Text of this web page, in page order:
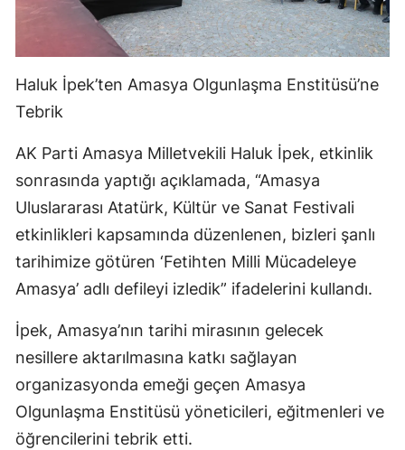
Haluk İpek’ten Amasya Olgunlaşma Enstitüsü’ne
Tebrik
AK Parti Amasya Milletvekili Haluk İpek, etkinlik
sonrasında yaptığı açıklamada, “Amasya
Uluslararası Atatürk, Kültür ve Sanat Festivali
etkinlikleri kapsamında düzenlenen, bizleri şanlı
tarihimize götüren ‘Fetihten Milli Mücadeleye
Amasya’ adlı defileyi izledik” ifadelerini kullandı.
İpek, Amasya’nın tarihi mirasının gelecek
nesillere aktarılmasına katkı sağlayan
organizasyonda emeği geçen Amasya
Olgunlaşma Enstitüsü yöneticileri, eğitmenleri ve
öğrencilerini tebrik etti.